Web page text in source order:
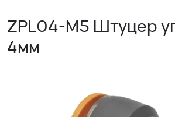
ZPL04-M5 Штуцер
4мм